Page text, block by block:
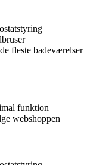
fleste badeværelser
funktion
webshoppen